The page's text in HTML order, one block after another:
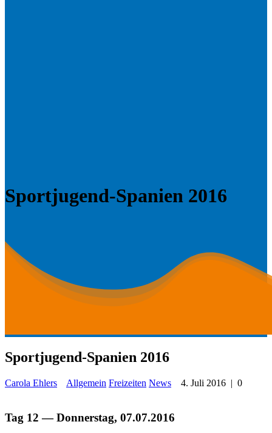
Sportjugend-Spanien 2016
Sportjugend-Spanien 2016
Carola Ehlers Allgemein Freizeiten News 4. Juli 2016 | 0
Tag 12 — Donnerstag, 07.07.2016